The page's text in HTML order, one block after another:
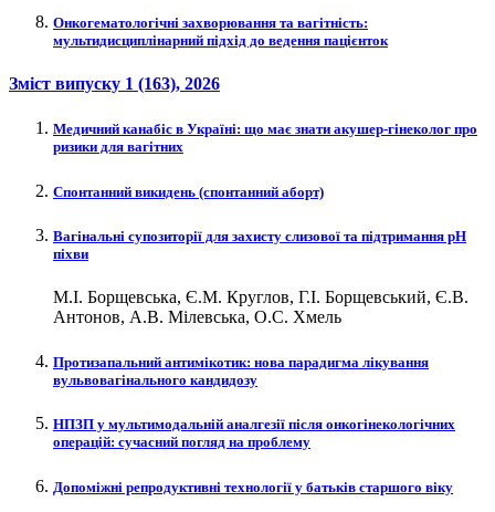
Онкогематологічні захворювання та вагітність:
мультидисциплінарний підхід до ведення пацієнток
Зміст випуску 1 (163), 2026
Медичний канабіс в Україні: що має знати акушер-гінеколог про
ризики для вагітних
Спонтанний викидень (спонтанний аборт)
Вагінальні супозиторії для захисту слизової та підтримання рН
піхви
М.І. Борщевська, Є.М. Круглов, Г.І. Борщевський, Є.В.
Антонов, А.В. Мілевська, О.С. Хмель
Протизапальний антимікотик: нова парадигма лікування
вульвовагінального кандидозу
НПЗП у мультимодальній аналгезії після онкогінекологічних
операцій: сучасний погляд на проблему
Допоміжні репродуктивні технології у батьків старшого віку